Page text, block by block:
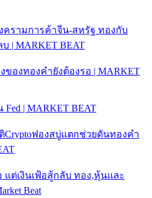
รามการค้าจีน-สหรัฐ ทองกับ
| MARKET BEAT
ของทองคำยังต้องรอ | MARKET
| MARKET BEAT
Cryptoฟองสบู่แตกช่วยดันทองคำ
แต่เงินเฟ้อสู้กลับ ทอง,หุ้นและ
Beat